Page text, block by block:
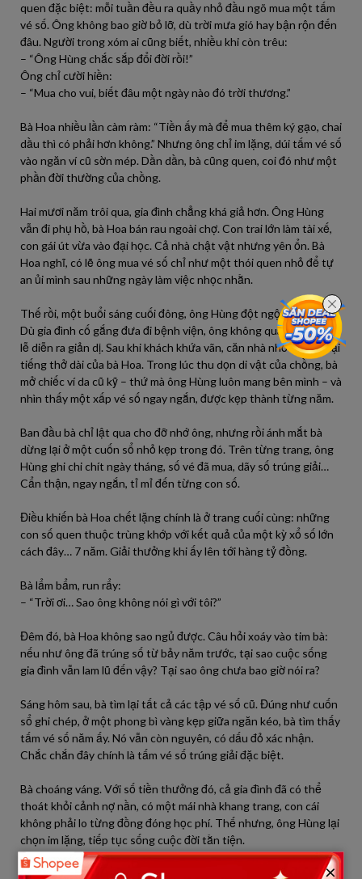
quen đặc biệt: mỗi tuần đều ra quầy nhỏ đầu ngõ mua một tấm
vé số. Ông không bao giờ bỏ lỡ, dù trời mưa gió hay bận rộn đến
đâu. Người trong xóm ai cũng biết, nhiều khi còn trêu:
– “Ông Hùng chắc sắp đổi đời rồi!”
Ông chỉ cười hiền:
– “Mua cho vui, biết đâu một ngày nào đó trời thương.”
Bà Hoa nhiều lần càm ràm: “Tiền ấy mà để mua thêm ký gạo, chai
dầu thì có phải hơn không.” Nhưng ông chỉ im lặng, dúi tấm vé số
vào ngăn ví cũ sờn mép. Dần dần, bà cũng quen, coi đó như một
phần đời thường của chồng.
Hai mươi năm trôi qua, gia đình chẳng khá giả hơn. Ông Hùng
vẫn đi phụ hồ, bà Hoa bán rau ngoài chợ. Con trai lớn làm tài xế,
con gái út vừa vào đại học. Cả nhà chật vật nhưng yên ổn. Bà
Hoa nghĩ, có lẽ ông mua vé số chỉ như một thói quen nhỏ để tự
an ủi mình sau những ngày làm việc nhọc nhằn.
Thế rồi, một buổi sáng cuối đông, ông Hùng đột ngột ngã quỵ.
Dù gia đình cố gắng đưa đi bệnh viện, ông không qua khỏi. Tang
lễ diễn ra giản dị. Sau khi khách khứa vãn, căn nhà nhỏ chỉ còn lại
tiếng thở dài của bà Hoa. Trong lúc thu dọn di vật của chồng, bà
mở chiếc ví da cũ kỹ – thứ mà ông Hùng luôn mang bên mình – và
nhìn thấy một xấp vé số ngay ngắn, được kẹp thành từng năm.
Ban đầu bà chỉ lật qua cho đỡ nhớ ông, nhưng rồi ánh mắt bà
dừng lại ở một cuốn sổ nhỏ kẹp trong đó. Trên từng trang, ông
Hùng ghi chi chít ngày tháng, số vé đã mua, dãy số trúng giải…
Cẩn thận, ngay ngắn, tỉ mỉ đến từng con số.
Điều khiến bà Hoa chết lặng chính là ở trang cuối cùng: những
con số quen thuộc trùng khớp với kết quả của một kỳ xổ số lớn
cách đây… 7 năm. Giải thưởng khi ấy lên tới hàng tỷ đồng.
Bà lẩm bẩm, run rẩy:
– “Trời ơi… Sao ông không nói gì với tôi?”
Đêm đó, bà Hoa không sao ngủ được. Câu hỏi xoáy vào tim bà:
nếu như ông đã trúng số từ bảy năm trước, tại sao cuộc sống
gia đình vẫn lam lũ đến vậy? Tại sao ông chưa bao giờ nói ra?
Sáng hôm sau, bà tìm lại tất cả các tập vé số cũ. Đúng như cuốn
sổ ghi chép, ở một phong bì vàng kẹp giữa ngăn kéo, bà tìm thấy
tấm vé số năm ấy. Nó vẫn còn nguyên, có dấu đỏ xác nhận.
Chắc chắn đây chính là tấm vé số trúng giải đặc biệt.
Bà choáng váng. Với số tiền thưởng đó, cả gia đình đã có thể
thoát khỏi cảnh nợ nần, có một mái nhà khang trang, con cái
không phải lo từng đồng đóng học phí. Thế nhưng, ông Hùng lại
chọn im lặng, tiếp tục sống cuộc đời tằn tiện.
Một người bạn cũ của ông Hùng, bác Tư – hàng xóm lâu năm –×